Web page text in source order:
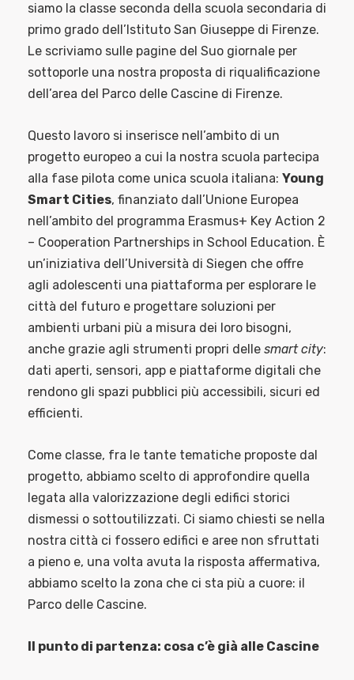
siamo la classe seconda della scuola secondaria di
primo grado dell’Istituto San Giuseppe di Firenze.
Le scriviamo sulle pagine del Suo giornale per
sottoporle una nostra proposta di riqualificazione
dell’area del Parco delle Cascine di Firenze.
Questo lavoro si inserisce nell’ambito di un
progetto europeo a cui la nostra scuola partecipa
alla fase pilota come unica scuola italiana: Young
Smart Cities, finanziato dall’Unione Europea
nell’ambito del programma Erasmus+ Key Action 2
– Cooperation Partnerships in School Education. È
un’iniziativa dell’Università di Siegen che offre
agli adolescenti una piattaforma per esplorare le
città del futuro e progettare soluzioni per
ambienti urbani più a misura dei loro bisogni,
anche grazie agli strumenti propri delle smart city:
dati aperti, sensori, app e piattaforme digitali che
rendono gli spazi pubblici più accessibili, sicuri ed
efficienti.
Come classe, fra le tante tematiche proposte dal
progetto, abbiamo scelto di approfondire quella
legata alla valorizzazione degli edifici storici
dismessi o sottoutilizzati. Ci siamo chiesti se nella
nostra città ci fossero edifici e aree non sfruttati
a pieno e, una volta avuta la risposta affermativa,
abbiamo scelto la zona che ci sta più a cuore: il
Parco delle Cascine.
Il punto di partenza: cosa c’è già alle Cascine